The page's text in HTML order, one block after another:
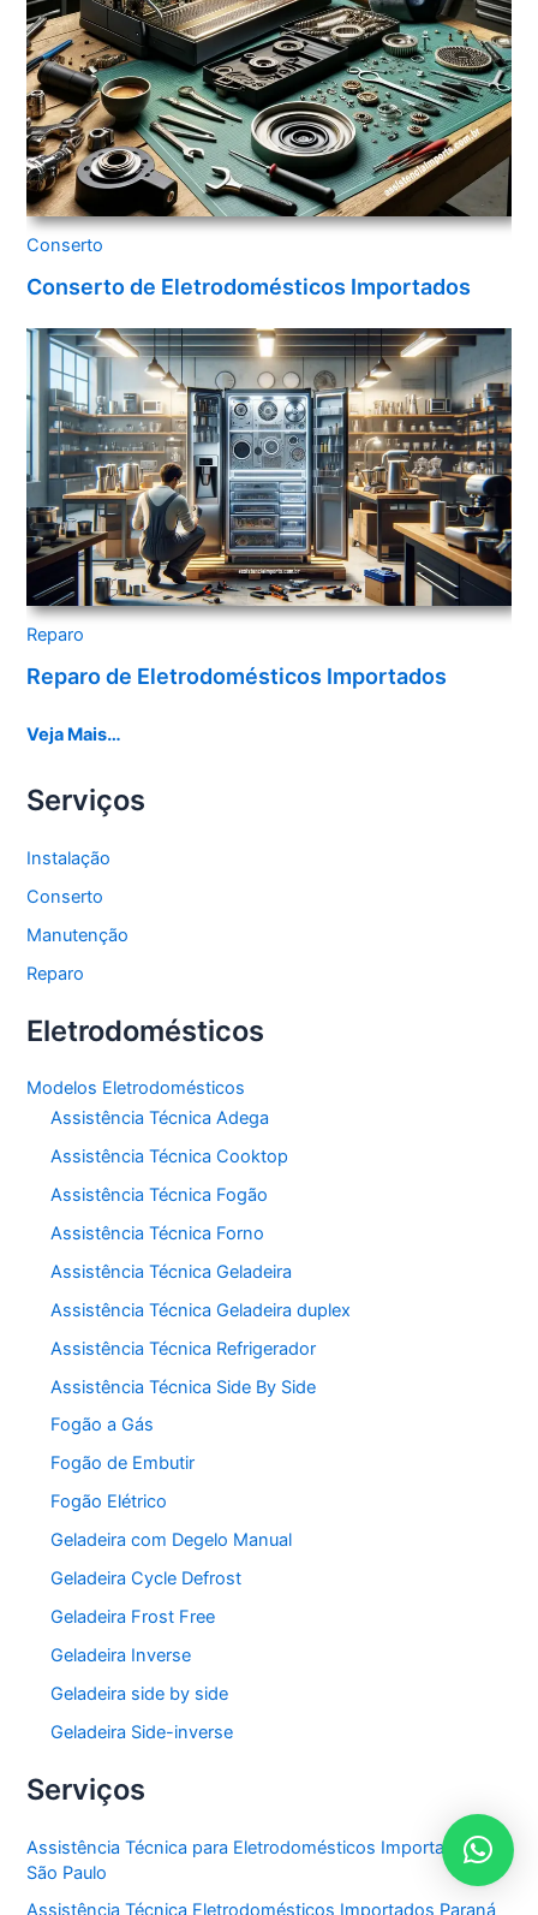
Conserto
Conserto de Eletrodomésticos Importados
Reparo
Reparo de Eletrodomésticos Importados
Veja Mais…
Serviços
Instalação
Conserto
Manutenção
Reparo
Eletrodomésticos
Modelos Eletrodomésticos
Assistência Técnica Adega
Assistência Técnica Cooktop
Assistência Técnica Fogão
Assistência Técnica Forno
Assistência Técnica Geladeira
Assistência Técnica Geladeira duplex
Assistência Técnica Refrigerador
Assistência Técnica Side By Side
Fogão a Gás
Fogão de Embutir
Fogão Elétrico
Geladeira com Degelo Manual
Geladeira Cycle Defrost
Geladeira Frost Free
Geladeira Inverse
Geladeira side by side
Geladeira Side-inverse
Serviços
Assistência Técnica para Eletrodomésticos Importados em
São Paulo